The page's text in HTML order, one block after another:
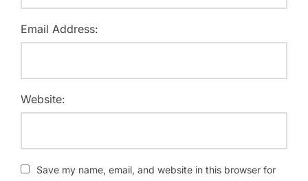
Email Address:
Website:
Save my name, email, and website in this browser for